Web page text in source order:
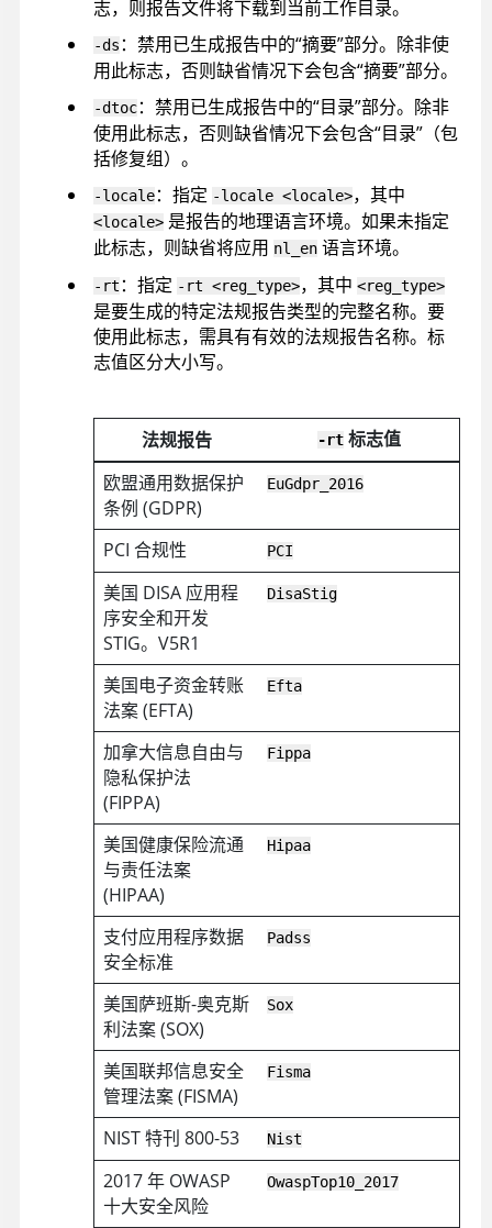
志，则报告文件将下载到当前工作目录。
-ds ：禁用已生成报告中的“摘要”部分。除非使
用此标志，否则缺省情况下会包含“摘要”部分。
-dtoc：禁用已生成报告中的“目录”部分。除非
使用此标志，否则缺省情况下会包含“目录”（包
括修复组）。
-locale：指定 -locale <locale>，其中
<locale> 是报告的地理语言环境。如果未指定
此标志，则缺省将应用 nl_en 语言环境。
-rt ：指定 -rt <reg_type>，其中 <reg_type>
是要生成的特定法规报告类型的完整名称。要
使用此标志，需具有有效的法规报告名称。标
志值区分大小写。
法规报告 -rt标志值
欧盟通用数据保护
条例 (GDPR)
EuGdpr_2016
PCI 合规性 PCI
美国 DISA 应用程
序安全和开发
STIG。V5R1
DisaStig
美国电子资金转账
法案 (EFTA)
Efta
加拿大信息自由与
隐私保护法
(FIPPA)
Fippa
美国健康保险流通
与责任法案
(HIPAA)
Hipaa
支付应用程序数据
安全标准
Padss
美国萨班斯-奥克斯
利法案 (SOX)
Sox
美国联邦信息安全
管理法案 (FISMA)
Fisma
NIST 特刊 800-53 Nist
2017 年 OWASP
十大安全风险
OwaspTop10_2017